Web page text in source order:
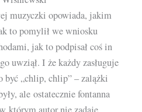
muzyczki opowiada, jakim
to pomylił we wniosku
jak to podpisał coś in
uwziął. I że każdy zasługuje
być „chlip, chlip” – zalążki
ale ostatecznie fontanna
którym autor nie zadaje